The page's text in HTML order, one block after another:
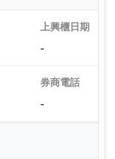
上興櫃日期
-
券商電話
-